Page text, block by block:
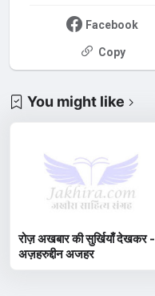
Facebook
Copy
You might like
रोज़ अखबार की सुर्खियाँ देखकर -
अज़हरुद्दीन अजहर